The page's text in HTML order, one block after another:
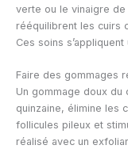
verte ou le vinaigre de
rééquilibrent les cuirs
Ces soins
Faire des gommages
Un gommage doux
quinzaine, élimine les
follicules pileux et
réalisé avec un